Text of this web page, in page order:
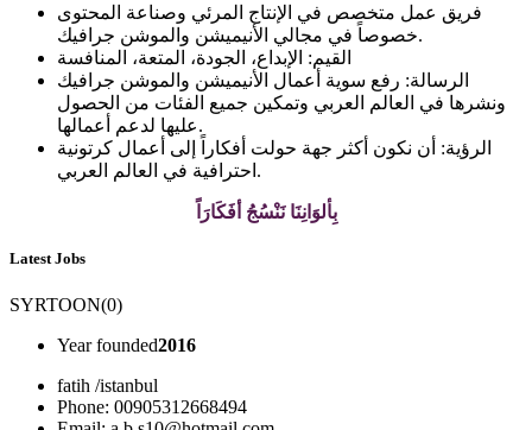
فريق عمل متخصص في الإنتاج المرئي وصناعة المحتوى
خصوصاً في مجالي الأنيميشن والموشن جرافيك.
القيم: الإبداع، الجودة، المتعة، المنافسة
الرسالة: رفع سوية أعمال الأنيميشن والموشن جرافيك
ونشرها في العالم العربي وتمكين جميع الفئات من الحصول
عليها لدعم أعمالها.
الرؤية: أن نكون أكثر جهة حولت أفكاراً إلى أعمال كرتونية
احترافية في العالم العربي.
بِألوَانِنَا نَنْسُجُ أفَكَارَاً
Latest Jobs
SYRTOON(0)
Year founded2016
fatih /istanbul
Phone: 00905312668494